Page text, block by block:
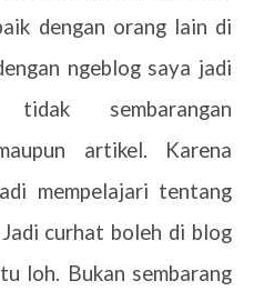
dengan orang lain di
ngeblog saya jadi
sembarangan
artikel. Karena
mempelajari tentang
curhat boleh di blog
loh. Bukan sembarang